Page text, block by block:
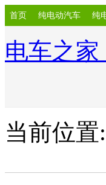
首页 纯电动汽车 纯
电车之
当前位置: